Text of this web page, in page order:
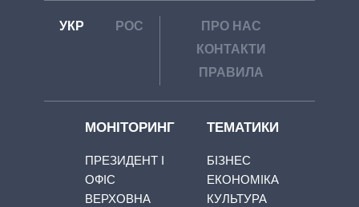
УКР РОС
ПРО НАС
КОНТАКТИ
ПРАВИЛА
МОНІТОРИНГ
ПРЕЗИДЕНТ І
ОФІС
ВЕРХОВНА
ТЕМАТИКИ
БІЗНЕС
ЕКОНОМІКА
КУЛЬТУРА